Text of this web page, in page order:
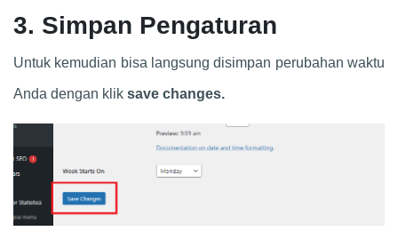
3. Simpan Pengaturan
Untuk kemudian bisa langsung disimpan perubahan waktu
Anda dengan klik save changes.